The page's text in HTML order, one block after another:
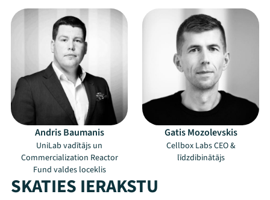
Andris Baumanis
UniLab vadītājs un
Commercialization Reactor
Fund valdes loceklis
Gatis Mozolevskis
Cellbox Labs CEO &
līdzdibinātājs
SKATIES IERAKSTU